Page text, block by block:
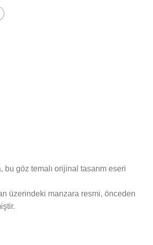
göz temalı orijinal tasarım eseri
üzerindeki manzara resmi, önceden